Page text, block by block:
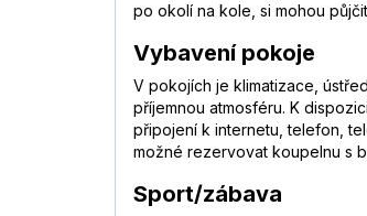
po okolí na kole, si mohou
Vybavení pokoje
V pokojích je klimatizace,
příjemnou atmosféru. K
připojení k internetu, telefon,
možné rezervovat koupelnu s
Sport/zábava